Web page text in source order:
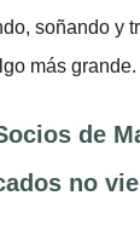
soñando y
más grande.
de
no